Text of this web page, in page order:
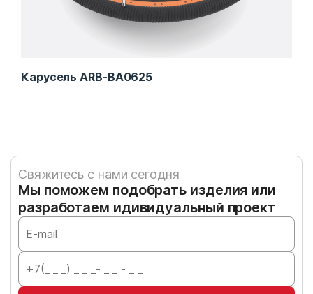
Карусель ARB-BA0625
Свяжитесь с нами сегодня
Мы поможем подобрать изделия или
разработаем идивидуальный проект